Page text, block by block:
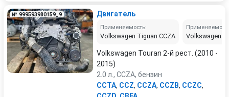
№ 999593980159_9 Двигатель
Применяемость:
Volkswagen Tiguan CCZA Volkswagen
Volkswagen Touran 2-й рест. (2010 -
2015)
2.0 л., CCZA, бензин
CCTA, CCZ, CCZA, CCZB, CCZC,